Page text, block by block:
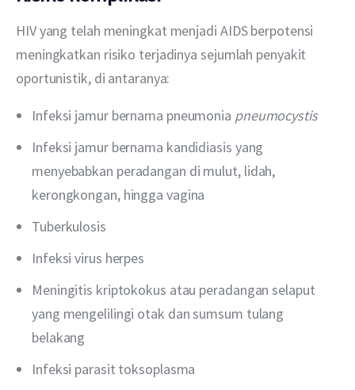
HIV yang telah meningkat menjadi AIDS berpotensi
meningkatkan risiko terjadinya sejumlah penyakit
oportunistik, di antaranya:
Infeksi jamur bernama pneumonia pneumocystis
Infeksi jamur bernama kandidiasis yang
menyebabkan peradangan di mulut, lidah,
kerongkongan, hingga vagina
Tuberkulosis
Infeksi virus herpes
Meningitis kriptokokus atau peradangan selaput
yang mengelilingi otak dan sumsum tulang
belakang
Infeksi parasit toksoplasma